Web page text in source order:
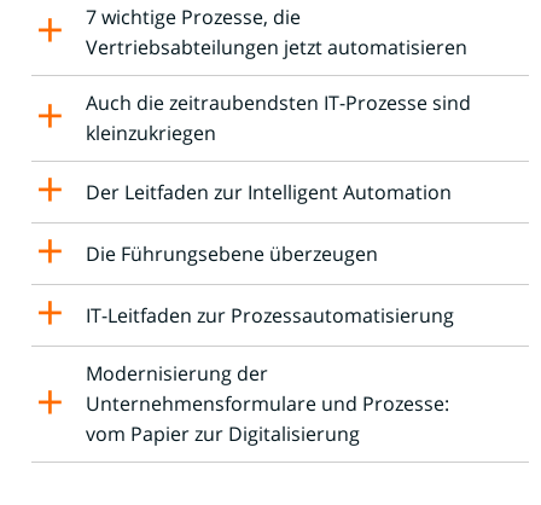
7 wichtige Prozesse, die
Vertriebsabteilungen jetzt automatisieren
Auch die zeitraubendsten IT-Prozesse sind
kleinzukriegen
Der Leitfaden zur Intelligent Automation
Die Führungsebene überzeugen
IT-Leitfaden zur Prozessautomatisierung
Modernisierung der
Unternehmensformulare und Prozesse:
vom Papier zur Digitalisierung